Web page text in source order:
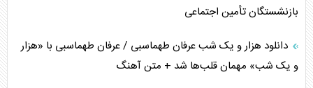
اوکراین بازوی مخرب آمریکا در غرب آسیا
بازنشستگان تأمین اجتماعی
دانلود هزار و یک شب عرفان طهماسبی / عرفان طهماسبی با «هزار
و یک شب» مهمان قلب‌ها شد + متن آهنگ